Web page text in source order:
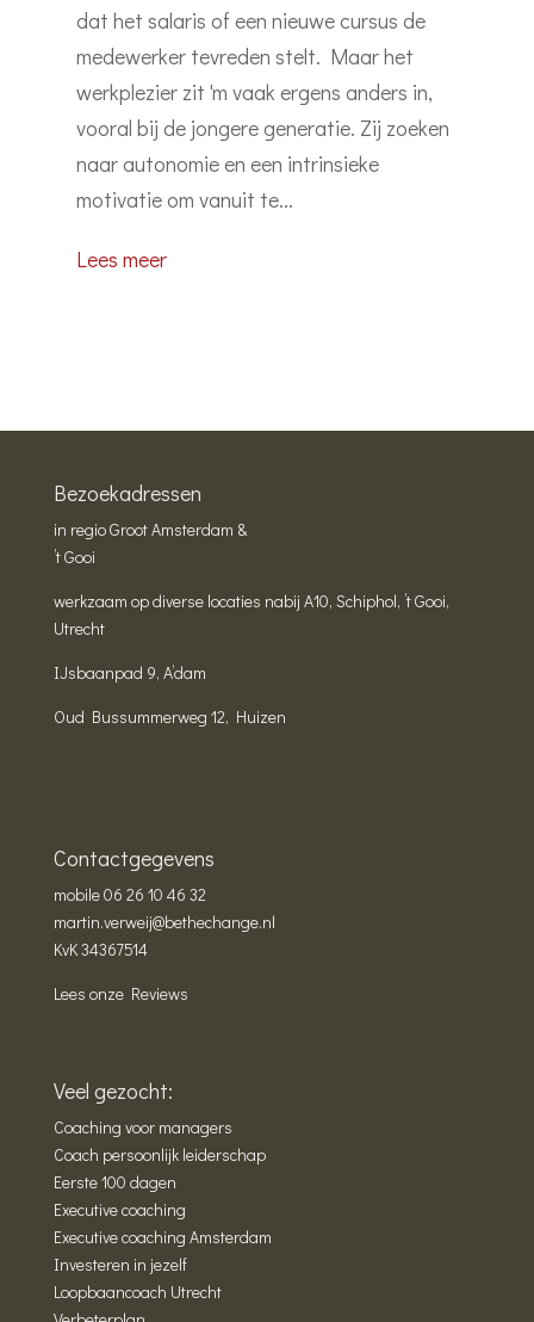
dat het salaris of een nieuwe cursus de
medewerker tevreden stelt. Maar het
werkplezier zit 'm vaak ergens anders in,
vooral bij de jongere generatie. Zij zoeken
naar autonomie en een intrinsieke
motivatie om vanuit te...
Lees meer
Bezoekadressen
in regio Groot Amsterdam &
’t Gooi
werkzaam op diverse locaties nabij A10, Schiphol, ’t Gooi,
Utrecht
IJsbaanpad 9, A’dam
Oud Bussummerweg 12, Huizen
Contactgegevens
mobile06 26 10 46 32
martin.verweij@bethechange.nl
KvK 34367514
Lees onze Reviews
Veel gezocht:
Coaching voor managers
Coach persoonlijk leiderschap
Eerste 100 dagen
Executive coaching
Executive coaching Amsterdam
Investeren in jezelf
Loopbaancoach Utrecht